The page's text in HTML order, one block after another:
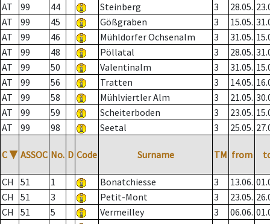
AT
99 44 Steinberg 3 28.05.
AT
99 45 Gößgraben 3 15.05.
AT
99 46 Mühldorfer Ochsenalm 3 31.05.
AT
99 48 Pöllatal 3 28.05.
AT
99 50 Valentinalm 3 31.05.
AT
99 56 Tratten 3 14.05.
AT
99 58 Mühlviertler Alm 3 21.05.
AT
99 59 Scheiterboden 3 23.05.
AT
99 98 Seetal 3 25.05.
C ▼ ASSOC No. D Code Surname TM from
CH 51 1 Bonatchiesse 3 13.06.
CH
51 3 Petit-Mont 3 23.05.
CH
51 5 Vermeilley 3 06.06.